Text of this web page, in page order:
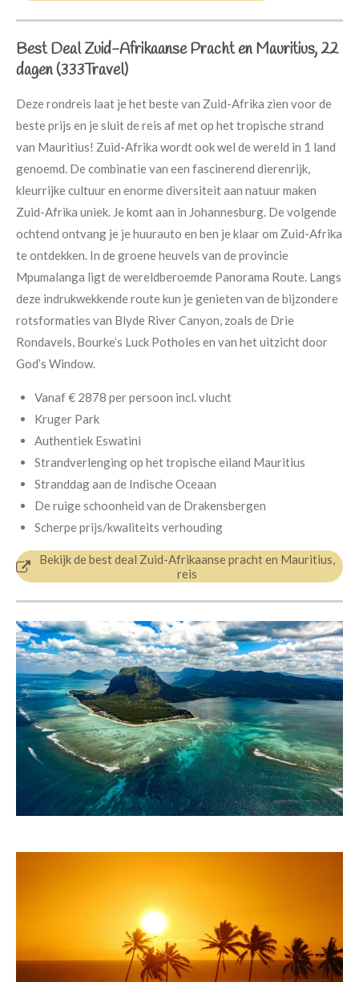
Best Deal Zuid-Afrikaanse Pracht en Mauritius, 22
dagen (333Travel)
Deze rondreis laat je het beste van Zuid-Afrika zien voor de
beste prijs en je sluit de reis af met op het tropische strand
van Mauritius! Zuid-Afrika wordt ook wel de wereld in 1 land
genoemd. De combinatie van een fascinerend dierenrijk,
kleurrijke cultuur en enorme diversiteit aan natuur maken
Zuid-Afrika uniek. Je komt aan in Johannesburg. De volgende
ochtend ontvang je je huurauto en ben je klaar om Zuid-Afrika
te ontdekken. In de groene heuvels van de provincie
Mpumalanga ligt de wereldberoemde Panorama Route. Langs
deze indrukwekkende route kun je genieten van de bijzondere
rotsformaties van Blyde River Canyon, zoals de Drie
Rondavels, Bourke’s Luck Potholes en van het uitzicht door
God’s Window.
Vanaf € 2878 per persoon incl. vlucht
Kruger Park
Authentiek Eswatini
Strandverlenging op het tropische eiland Mauritius
Stranddag aan de Indische Oceaan
De ruige schoonheid van de Drakensbergen
Scherpe prijs/kwaliteits verhouding
Bekijk de best deal Zuid-Afrikaanse pracht en Mauritius,
reis